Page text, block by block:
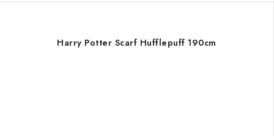
Harry Potter Scarf Hufflepuff 190cm